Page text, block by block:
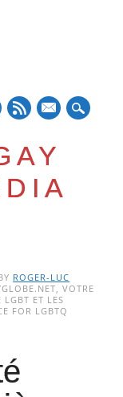
ROGER-LUC
VOTRE
LGBT ET LES
FOR LGBTQ